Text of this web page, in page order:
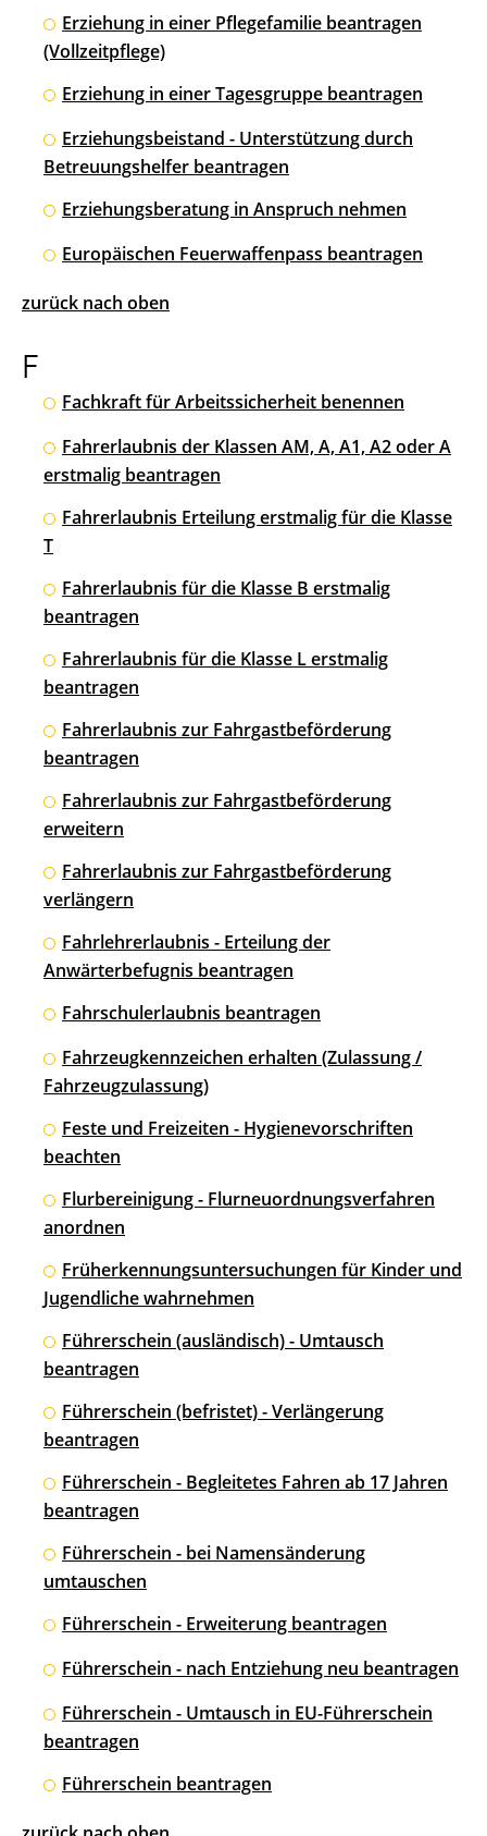
Erziehung in einer Pflegefamilie beantragen
(Vollzeitpflege)
Erziehung in einer Tagesgruppe beantragen
Erziehungsbeistand - Unterstützung durch
Betreuungshelfer beantragen
Erziehungsberatung in Anspruch nehmen
Europäischen Feuerwaffenpass beantragen
zurück nach oben
F
Fachkraft für Arbeitssicherheit benennen
Fahrerlaubnis der Klassen AM, A, A1, A2 oder A
erstmalig beantragen
Fahrerlaubnis Erteilung erstmalig für die Klasse
T
Fahrerlaubnis für die Klasse B erstmalig
beantragen
Fahrerlaubnis für die Klasse L erstmalig
beantragen
Fahrerlaubnis zur Fahrgastbeförderung
beantragen
Fahrerlaubnis zur Fahrgastbeförderung
erweitern
Fahrerlaubnis zur Fahrgastbeförderung
verlängern
Fahrlehrerlaubnis - Erteilung der
Anwärterbefugnis beantragen
Fahrschulerlaubnis beantragen
Fahrzeugkennzeichen erhalten (Zulassung /
Fahrzeugzulassung)
Feste und Freizeiten - Hygienevorschriften
beachten
Flurbereinigung - Flurneuordnungsverfahren
anordnen
Früherkennungsuntersuchungen für Kinder und
Jugendliche wahrnehmen
Führerschein (ausländisch) - Umtausch
beantragen
Führerschein (befristet) - Verlängerung
beantragen
Führerschein - Begleitetes Fahren ab 17 Jahren
beantragen
Führerschein - bei Namensänderung
umtauschen
Führerschein - Erweiterung beantragen
Führerschein - nach Entziehung neu beantragen
Führerschein - Umtausch in EU-Führerschein
beantragen
Führerschein beantragen